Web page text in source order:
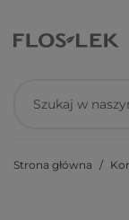
Strona główna